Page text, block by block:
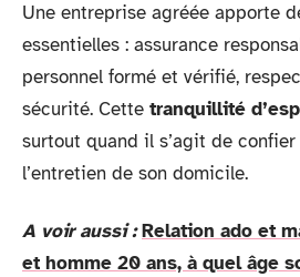
Une entreprise agréée apporte
essentielles : assurance
personnel formé et vérifié,
sécurité. Cette tranquillité
surtout quand il s’agit de confier
l’entretien de son domicile.
A voir aussi : Relation ado et
et homme 20 ans, à quel âge